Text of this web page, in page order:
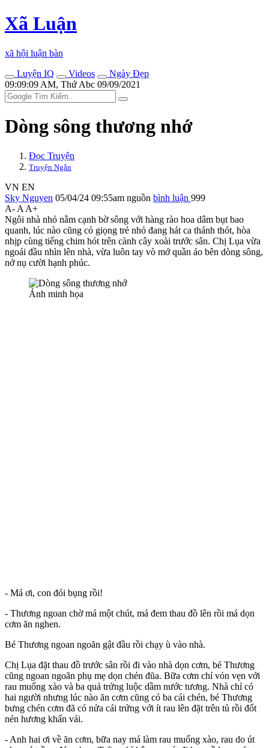
Xã Luận
xã hội luận bàn
Luyện IQ
Videos
Ngày Đẹp
09:09:09 AM, Thứ Abc 09/09/2021
Dòng sông thương nhớ
Đọc Truyện
Truyện Ngắn
VN EN
Sky Nguyen 05/04/24 09:55am nguồn bình luận 999
A- A A+
Ngôi nhà nhỏ nằm cạnh bờ sông với hàng rào hoa dâ‌m bụt bao
quanh, lúc nào cũng có giọng trẻ nhỏ đang hát ca thánh thót, hòa
nhịp cùng tiếng chim hót trên cành cây xoài trước sân. Chị Lụa vừa
ngoái đầu nhìn lên nhà, vừa luôn tay vò mớ quần áo bên dòng sông,
nở nụ cười hạnh phúc.
Ảnh minh họa
- Má ơi, con đói bụng rồi!
- Thương ngoan chờ má một chút, má đem thau đồ lên rồi má dọn
cơm ăn nghen.
Bé Thương ngoan ngoãn gật đầu rồi chạy ù vào nhà.
Chị Lụa đặt thau đồ trước sân rồi đi vào nhà dọn cơm, bé Thương
cũng ngoan ngoãn phụ mẹ dọn chén đũa. Bữa cơm chỉ vỏn vẹn với
rau muống xào và ba quả trứng luộc dầm nước tương. Nhà chỉ có
hai người nhưng lúc nào ăn cơm cũng có ba cái chén, bé Thương
bưng chén cơm đã có nửa cái trứng với ít rau lên đặt trên tủ rồi đốt
nén hương khấn vái.
- Anh hai ơi về ăn cơm, bữa nay má làm rau muống xào, rau do út